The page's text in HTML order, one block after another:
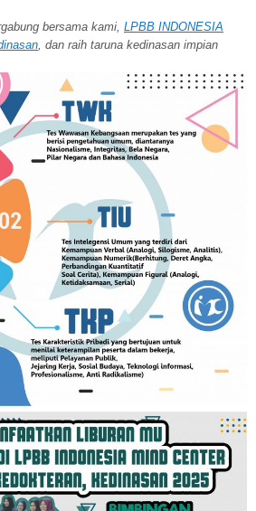
bersama kami, LPBB INDONESIA
, dan raih taruna kedinasan impian